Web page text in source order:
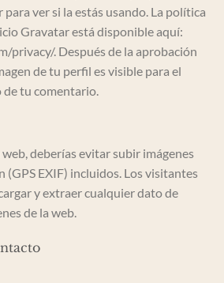
ver si la estás usando. La política
Gravatar está disponible aquí:
privacy/. Después de la aprobación
de tu perfil es visible para el
tu comentario.
web, deberías evitar subir imágenes
(GPS EXIF) incluidos. Los visitantes
y extraer cualquier dato de
de la web.